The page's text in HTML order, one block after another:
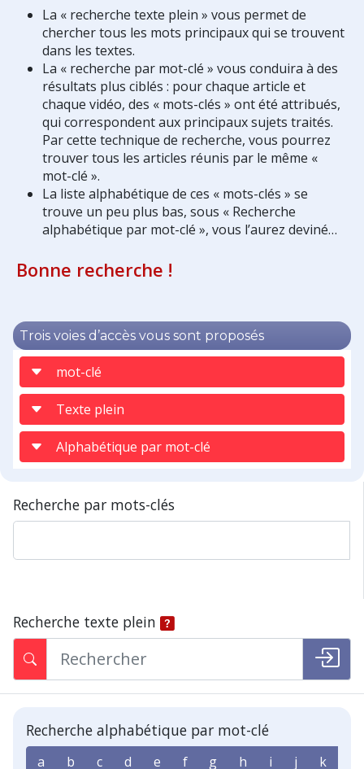
La « recherche texte plein » vous permet de
chercher tous les mots principaux qui se trouvent
dans les textes.
La « recherche par mot-clé » vous conduira à des
résultats plus ciblés : pour chaque article et
chaque vidéo, des « mots-clés » ont été attribués,
qui correspondent aux principaux sujets traités.
Par cette technique de recherche, vous pourrez
trouver tous les articles réunis par le même «
mot-clé ».
La liste alphabétique de ces « mots-clés » se
trouve un peu plus bas, sous « Recherche
alphabétique par mot-clé », vous l’aurez deviné…
Bonne recherche !
Trois voies d’accès vous sont proposés
mot-clé
Texte plein
Alphabétique par mot-clé
Recherche par mots-clés
Recherche texte plein
Recherche alphabétique par mot-clé
a b c d e f g h i j
k